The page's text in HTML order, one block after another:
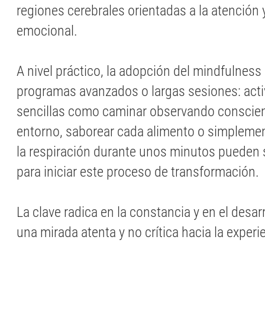
regiones cerebrales orientadas a la atención
emocional.
A nivel práctico, la adopción del mindfulness
programas avanzados o largas sesiones:
sencillas como caminar observando
entorno, saborear cada alimento o
la respiración durante unos minutos
para iniciar este proceso de transformación.
La clave radica en la constancia y en el
una mirada atenta y no crítica hacia la